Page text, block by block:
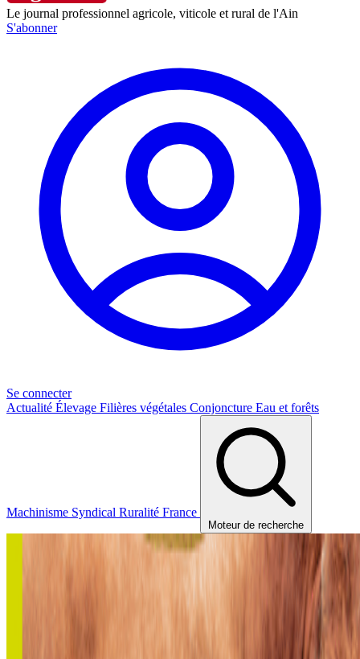
Le journal professionnel agricole, viticole et rural de l'Ain
S'abonner
Se connecter
Actualité Élevage Filières végétales Conjoncture Eau et forêts
Machinisme Syndical Ruralité France
Moteur de recherche